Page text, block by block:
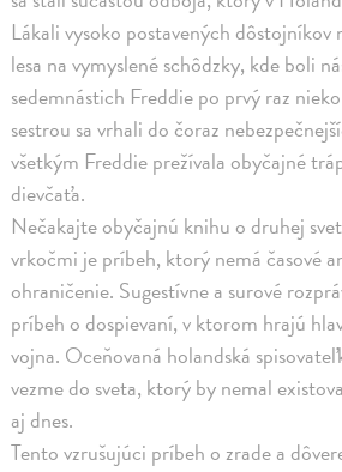
Lákali vysoko postavených
lesa na vymyslené schôdzky, kde boli
sedemnástich Freddie po prvý raz
sestrou sa vrhali do čoraz
všetkým Freddie prežívala obyčajné
dievčaťa.
Nečakajte obyčajnú knihu o druhej
vrkočmi je príbeh, ktorý nemá časové
ohraničenie. Sugestívne a surové
príbeh o dospievaní, v ktorom hrajú
vojna. Oceňovaná holandská
vezme do sveta, ktorý by nemal
aj dnes.
Tento vzrušujúci príbeh o zrade a